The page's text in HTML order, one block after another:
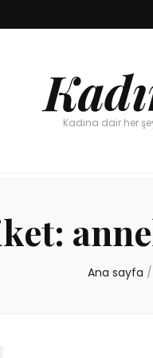
Kadına dair her
Ana sayfa /